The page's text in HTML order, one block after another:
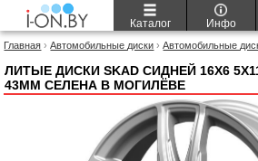
Каталог Инфо
Главная ›Автомобильные диски ›Автомобильные
ЛИТЫЕ ДИСКИ SKAD СИДНЕЙ 16X6
43ММ СЕЛЕНА В МОГИЛЁВЕ